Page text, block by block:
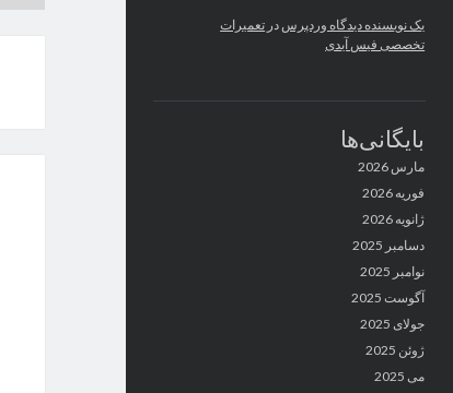
یک نویسنده دیدگاه وردپرس در تعمیرات
تخصصی فیس آیدی
بایگانی‌ها
مارس 2026
فوریه 2026
ژانویه 2026
دسامبر 2025
نوامبر 2025
آگوست 2025
جولای 2025
ژوئن 2025
می 2025